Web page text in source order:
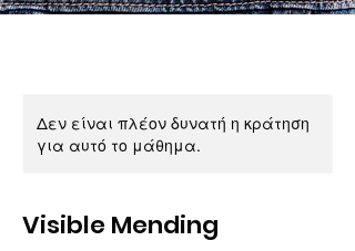
Δεν είναι πλέον δυνατή η κράτηση
για αυτό το μάθημα.
Visible Mending